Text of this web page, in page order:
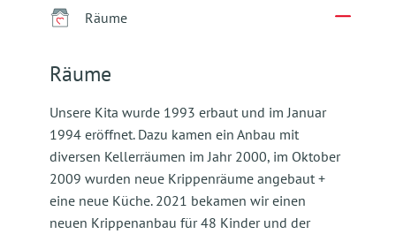
Räume
Räume
Unsere Kita wurde 1993 erbaut und im Januar
1994 eröffnet. Dazu kamen ein Anbau mit
diversen Kellerräumen im Jahr 2000, im Oktober
2009 wurden neue Krippenräume angebaut +
eine neue Küche. 2021 bekamen wir einen
neuen Krippenanbau für 48 Kinder und der